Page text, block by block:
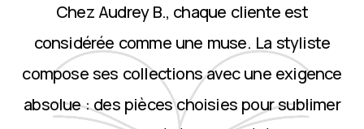
Chez Audrey B., chaque cliente est
considérée comme une muse. La styliste
compose ses collections avec une exigence
absolue : des pièces choisies pour sublimer